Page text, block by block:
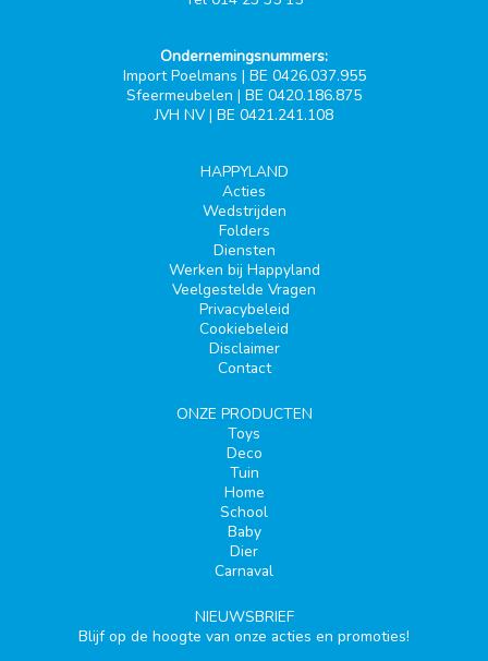
Ondernemingsnummers:
Import Poelmans | BE 0426.037.955
Sfeermeubelen | BE 0420.186.875
JVH NV | BE 0421.241.108
HAPPYLAND
Acties
Wedstrijden
Folders
Diensten
Werken bij Happyland
Veelgestelde Vragen
Privacybeleid
Cookiebeleid
Disclaimer
Contact
ONZE PRODUCTEN
Toys
Deco
Tuin
Home
School
Baby
Dier
Carnaval
NIEUWSBRIEF
Blijf op de hoogte van onze acties en promoties!